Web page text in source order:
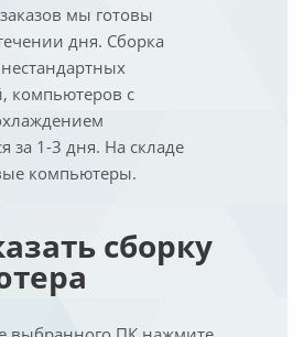
мы готовы
дня. Сборка
компьютеров с
за 1-3 дня. На складе
компьютеры.
сборку